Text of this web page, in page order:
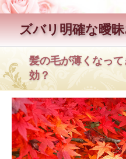
ズバリ明確な曖
髪の毛が薄くなっ
効？